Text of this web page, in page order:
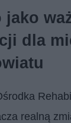
jako
dla
realną